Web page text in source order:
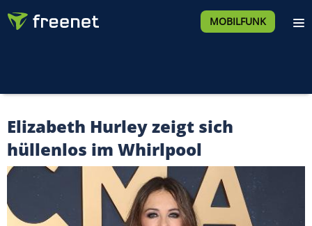
MOBILFUNK
Elizabeth Hurley zeigt sich
hüllenlos im Whirlpool